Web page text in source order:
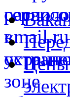
Цены